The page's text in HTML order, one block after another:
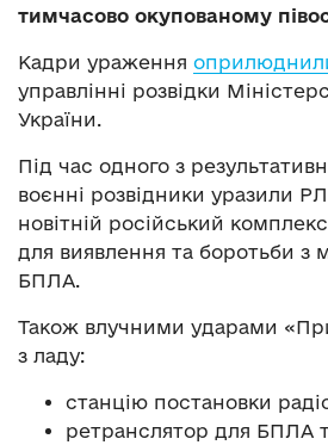
тимчасово окупованому
Кадри ураження
управлінні розвідки
України.
Під час одного з
воєнні розвідники уразили
новітній російський
для виявлення та боротьби з
БПЛА.
Також влучними ударами
з ладу:
станцію постановки
ретранслятор для БПЛА